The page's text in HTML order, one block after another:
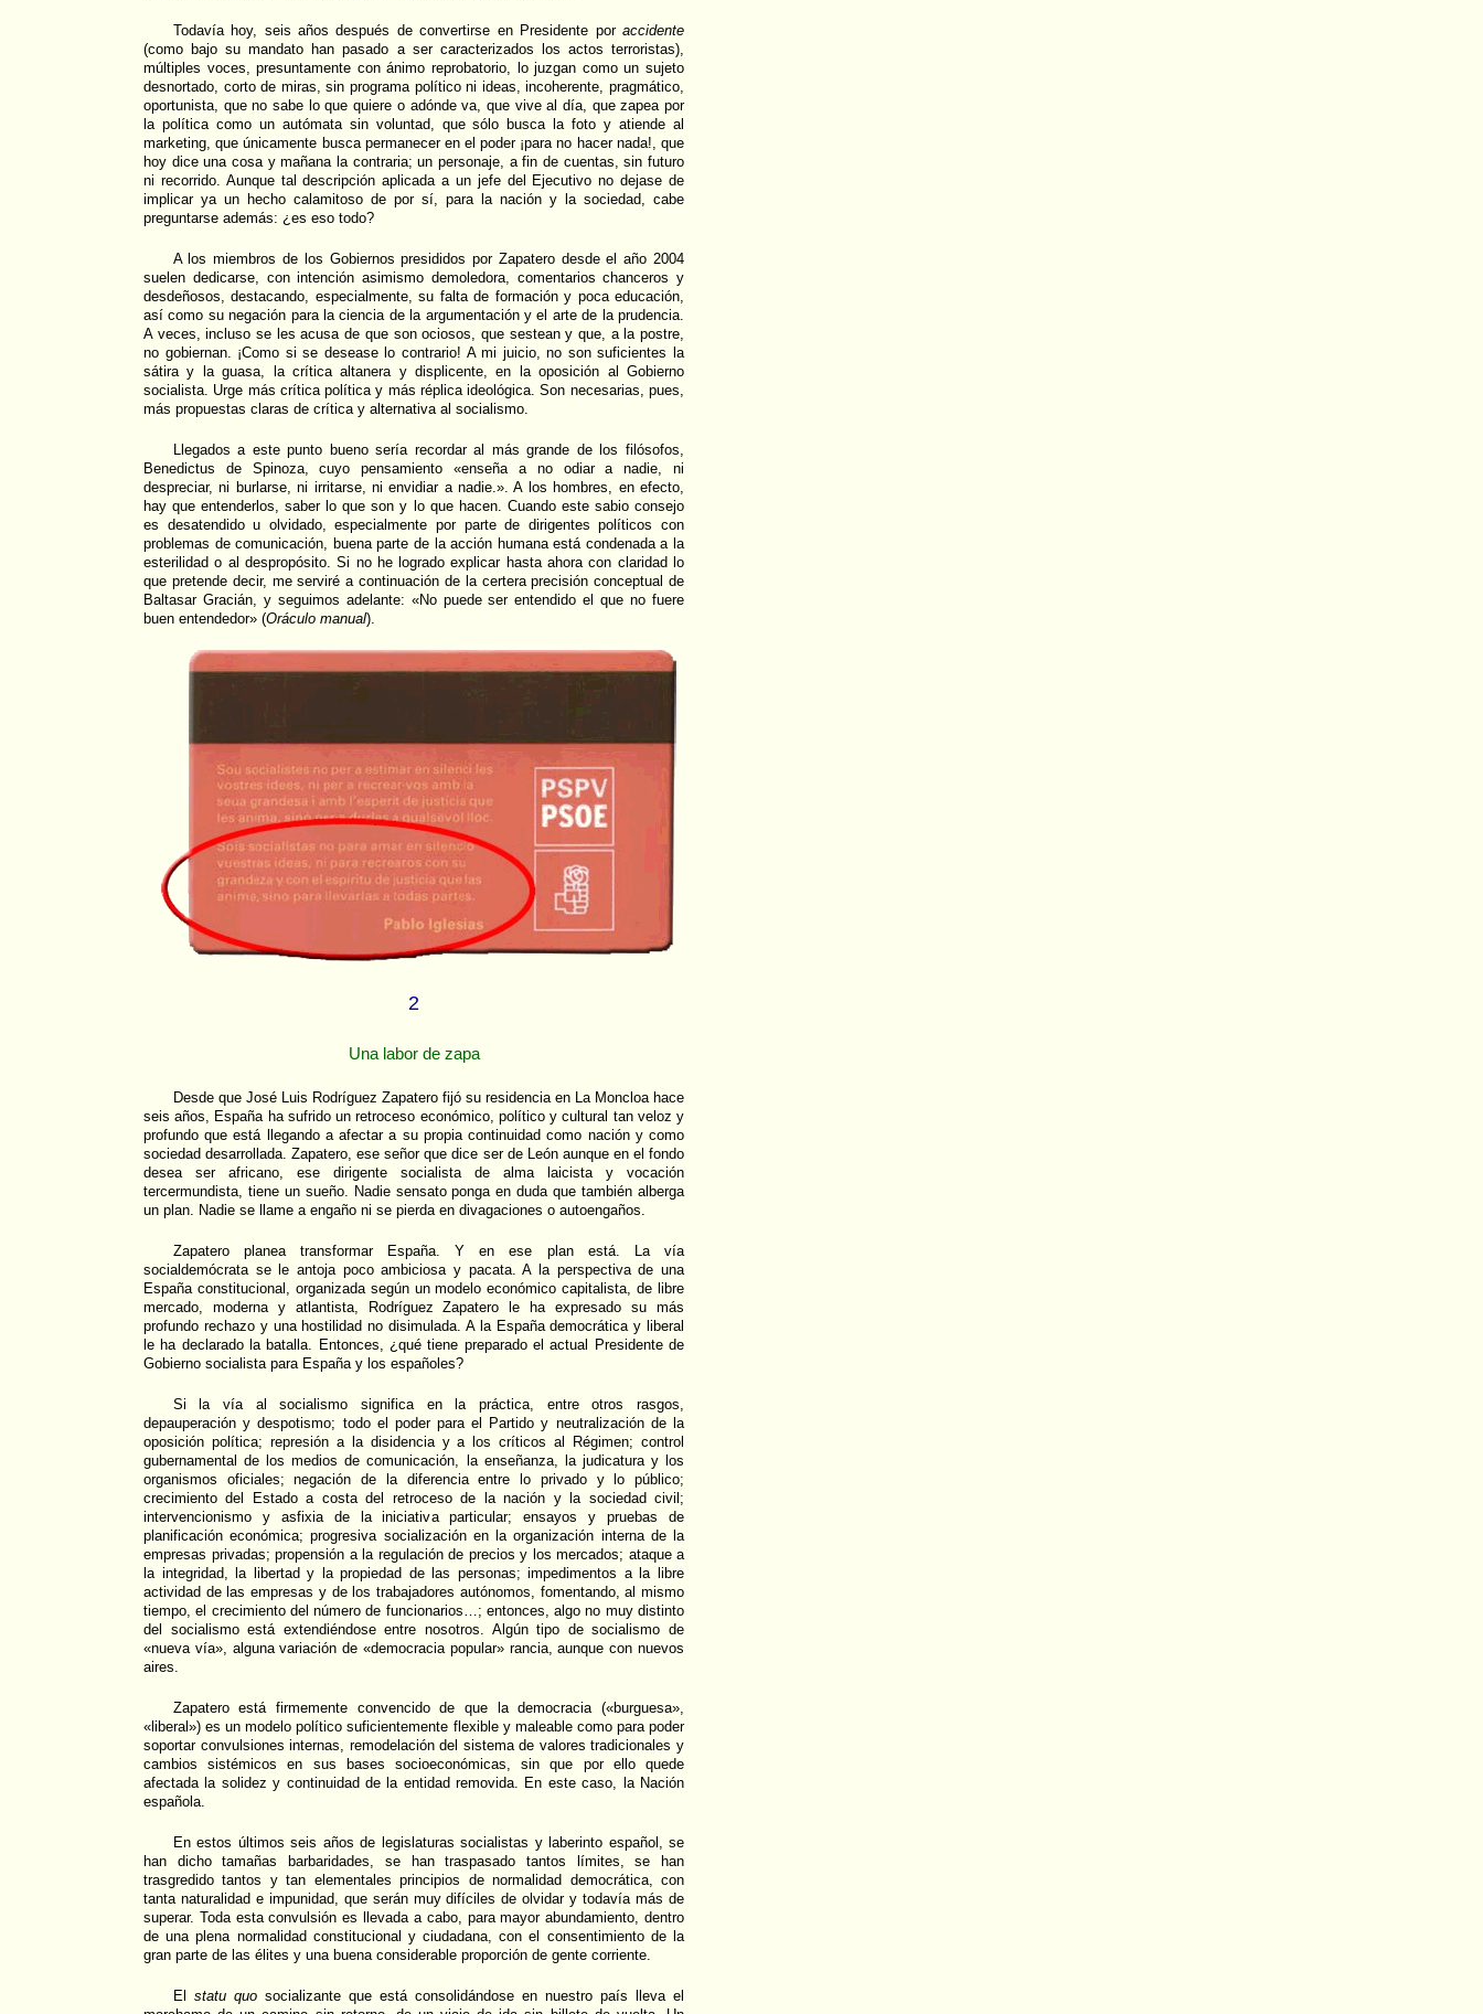
Todavía hoy, seis años después de convertirse en Presidente por accidente
(como bajo su mandato han pasado a ser caracterizados los actos terroristas),
múltiples voces, presuntamente con ánimo reprobatorio, lo juzgan como un sujeto
desnortado, corto de miras, sin programa político ni ideas, incoherente, pragmático,
oportunista, que no sabe lo que quiere o adónde va, que vive al día, que zapea por
la política como un autómata sin voluntad, que sólo busca la foto y atiende al
marketing, que únicamente busca permanecer en el poder ¡para no hacer nada!, que
hoy dice una cosa y mañana la contraria; un personaje, a fin de cuentas, sin futuro
ni recorrido. Aunque tal descripción aplicada a un jefe del Ejecutivo no dejase de
implicar ya un hecho calamitoso de por sí, para la nación y la sociedad, cabe
preguntarse además: ¿es eso todo?
A los miembros de los Gobiernos presididos por Zapatero desde el año 2004
suelen dedicarse, con intención asimismo demoledora, comentarios chanceros y
desdeñosos, destacando, especialmente, su falta de formación y poca educación,
así como su negación para la ciencia de la argumentación y el arte de la prudencia.
A veces, incluso se les acusa de que son ociosos, que sestean y que, a la postre,
no gobiernan. ¡Como si se desease lo contrario! A mi juicio, no son suficientes la
sátira y la guasa, la crítica altanera y displicente, en la oposición al Gobierno
socialista. Urge más crítica política y más réplica ideológica. Son necesarias, pues,
más propuestas claras de crítica y alternativa al socialismo.
Llegados a este punto bueno sería recordar al más grande de los filósofos,
Benedictus de Spinoza, cuyo pensamiento «enseña a no odiar a nadie, ni
despreciar, ni burlarse, ni irritarse, ni envidiar a nadie.». A los hombres, en efecto,
hay que entenderlos, saber lo que son y lo que hacen. Cuando este sabio consejo
es desatendido u olvidado, especialmente por parte de dirigentes políticos con
problemas de comunicación, buena parte de la acción humana está condenada a la
esterilidad o al despropósito. Si no he logrado explicar hasta ahora con claridad lo
que pretende decir, me serviré a continuación de la certera precisión conceptual de
Baltasar Gracián, y seguimos adelante: «No puede ser entendido el que no fuere
buen entendedor» (Oráculo manual).
2
Una labor de zapa
Desde que José Luis Rodríguez Zapatero fijó su residencia en La Moncloa hace
seis años, España ha sufrido un retroceso económico, político y cultural tan veloz y
profundo que está llegando a afectar a su propia continuidad como nación y como
sociedad desarrollada. Zapatero, ese señor que dice ser de León aunque en el fondo
desea ser africano, ese dirigente socialista de alma laicista y vocación
tercermundista, tiene un sueño. Nadie sensato ponga en duda que también alberga
un plan. Nadie se llame a engaño ni se pierda en divagaciones o autoengaños.
Zapatero planea transformar España. Y en ese plan está. La vía
socialdemócrata se le antoja poco ambiciosa y pacata. A la perspectiva de una
España constitucional, organizada según un modelo económico capitalista, de libre
mercado, moderna y atlantista, Rodríguez Zapatero le ha expresado su más
profundo rechazo y una hostilidad no disimulada. A la España democrática y liberal
le ha declarado la batalla. Entonces, ¿qué tiene preparado el actual Presidente de
Gobierno socialista para España y los españoles?
Si la vía al socialismo significa en la práctica, entre otros rasgos,
depauperación y despotismo; todo el poder para el Partido y neutralización de la
oposición política; represión a la disidencia y a los críticos al Régimen; control
gubernamental de los medios de comunicación, la enseñanza, la judicatura y los
organismos oficiales; negación de la diferencia entre lo privado y lo público;
crecimiento del Estado a costa del retroceso de la nación y la sociedad civil;
intervencionismo y asfixia de la iniciativa particular; ensayos y pruebas de
planificación económica; progresiva socialización en la organización interna de la
empresas privadas; propensión a la regulación de precios y los mercados; ataque a
la integridad, la libertad y la propiedad de las personas; impedimentos a la libre
actividad de las empresas y de los trabajadores autónomos, fomentando, al mismo
tiempo, el crecimiento del número de funcionarios…; entonces, algo no muy distinto
del socialismo está extendiéndose entre nosotros. Algún tipo de socialismo de
«nueva vía», alguna variación de «democracia popular» rancia, aunque con nuevos
aires.
Zapatero está firmemente convencido de que la democracia («burguesa»,
«liberal») es un modelo político suficientemente flexible y maleable como para poder
soportar convulsiones internas, remodelación del sistema de valores tradicionales y
cambios sistémicos en sus bases socioeconómicas, sin que por ello quede
afectada la solidez y continuidad de la entidad removida. En este caso, la Nación
española.
En estos últimos seis años de legislaturas socialistas y laberinto español, se
han dicho tamañas barbaridades, se han traspasado tantos límites, se han
trasgredido tantos y tan elementales principios de normalidad democrática, con
tanta naturalidad e impunidad, que serán muy difíciles de olvidar y todavía más de
superar. Toda esta convulsión es llevada a cabo, para mayor abundamiento, dentro
de una plena normalidad constitucional y ciudadana, con el consentimiento de la
gran parte de las élites y una buena considerable proporción de gente corriente.
El statu quosocializante que está consolidándose en nuestro país lleva el